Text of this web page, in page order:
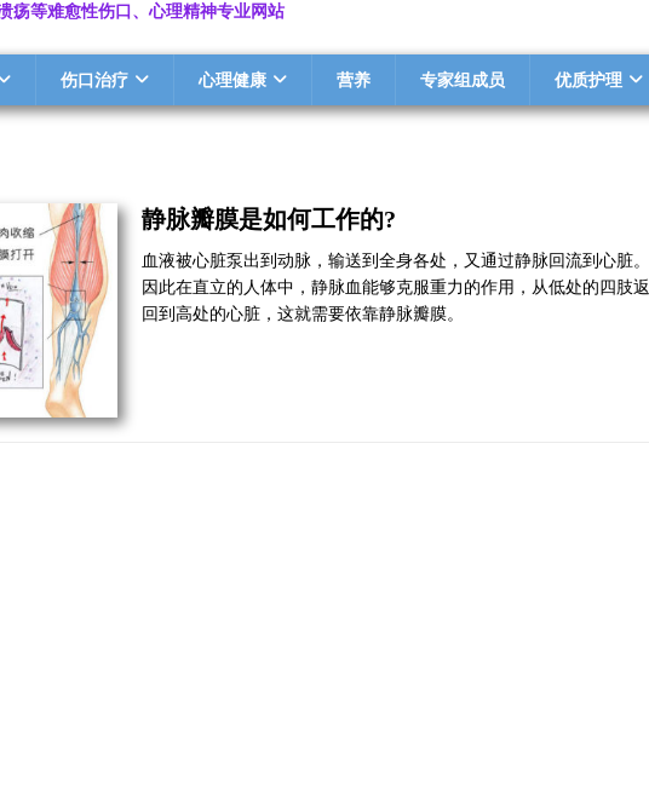
疡等难愈性伤口、心理精神专业网站
伤口治疗 心理健康 营养 专家组成员 优质护理
静脉瓣膜是如何工作的?
血液被心脏泵出到动脉，输送到全身各处，又通过静脉回流到心脏。
因此在直立的人体中，静脉血能够克服重力的作用，从低处的四肢返
回到高处的心脏，这就需要依靠静脉瓣膜。